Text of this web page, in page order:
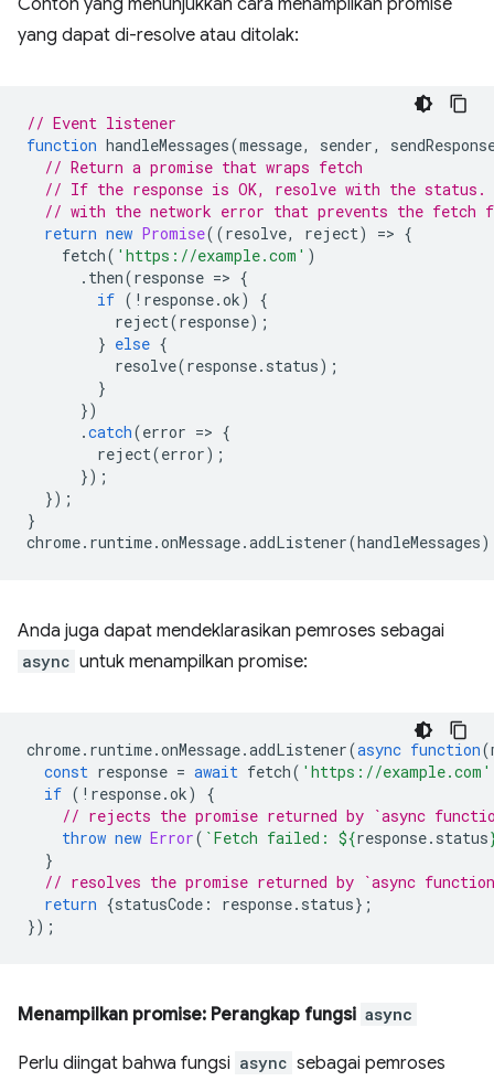
Contoh yang menunjukkan cara menampilkan promise
yang dapat di-resolve atau ditolak:
// Event listener
function handleMessages(message, sender,
// Return a promise that wraps fetch
// If the response is OK, resolve with the
// with the network error that prevents the fetch
return new Promise((resolve, reject) => {
fetch( 'https://example.com' )
. then(response => {
if ( ! response.ok)
{
reject(response);
} else {
resolve(response. status);
}
})
.catch(error => {
reject(error);
});
});
}
chrome. runtime.onMessage.addListener(handleMessages
Anda juga dapat mendeklarasikan pemroses sebagai
async untuk menampilkan promise:
chrome. runtime.onMessage.addListener(async function(
const response = await fetch( 'https://example.com'
if ( ! response.ok)
{
// rejects the promise returned by `async
throw new Error( `Fetch failed: ${response. status
}
// resolves the promise returned by `async
return {statusCode : response. status};
});
Menampilkan promise: Perangkap fungsi async
Perlu diingat bahwa fungsi async sebagai pemroses